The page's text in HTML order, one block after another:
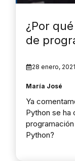
¿Por
de
28 enero, 2021
María José
Ya
Python se ha
Python?